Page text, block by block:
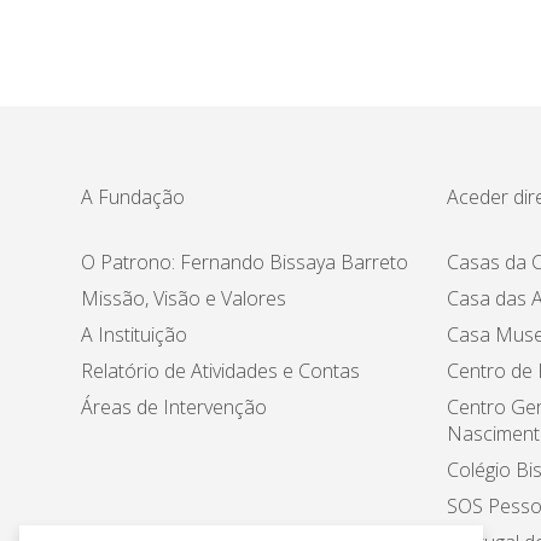
A Fundação
O Patrono: Fernando Bissaya Barreto
Missão, Visão e Valores
A Instituição
Relatório de Atividades e Contas
Áreas de Intervenção
Aceder
Casas da
Casa das
Casa
Centro de
Centro
Colégio
SOS